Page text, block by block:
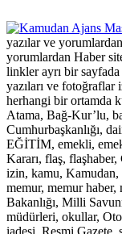
yazılar ve
yorumlardan Haber
linkler ayrı bir sayfada
yazıları ve fotoğraflar
herhangi bir ortamda
Atama, Bağ-Kur’lu,
Cumhurbaşkanlığı,
EĞİTİM, emekli,
Kararı, flaş,
izin, kamu, Kamudan,
memur, memur
Bakanlığı, Milli
müdürleri, okullar,
iadesi, Resmi Gazete,